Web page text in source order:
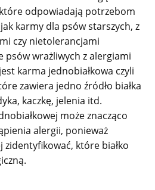
odpowiadają potrzebom
karmy dla psów starszych, z
czy nietolerancjami
psów wrażliwych z alergiami
karma jednobiałkowa czyli
zawiera jedno źródło białka
kaczkę, jelenia itd.
może znacząco
alergii, ponieważ
zidentyfikować, które białko